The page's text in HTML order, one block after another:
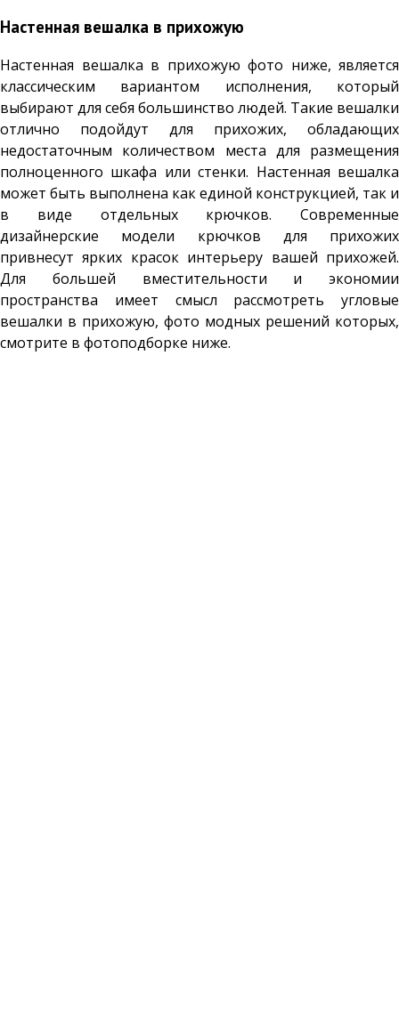
Настенная вешалка в прихожую
Настенная вешалка в прихожую фото ниже, является
классическим вариантом исполнения, который
выбирают для себя большинство людей. Такие вешалки
отлично подойдут для прихожих, обладающих
недостаточным количеством места для размещения
полноценного шкафа или стенки. Настенная вешалка
может быть выполнена как единой конструкцией, так и
в виде отдельных крючков. Современные
дизайнерские модели крючков для прихожих
привнесут ярких красок интерьеру вашей прихожей.
Для большей вместительности и экономии
пространства имеет смысл рассмотреть угловые
вешалки в прихожую, фото модных решений которых,
смотрите в фотоподборке ниже.